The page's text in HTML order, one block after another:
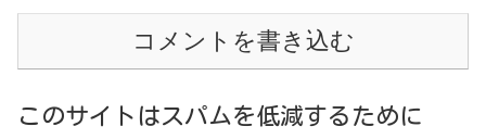
コメントを書き込む
このサイトはスパムを低減するために